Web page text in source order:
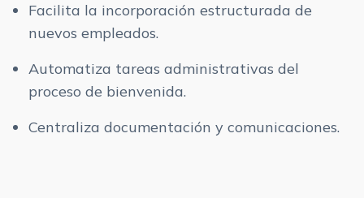
Facilita la incorporación estructurada de
nuevos empleados.
Automatiza tareas administrativas del
proceso de bienvenida.
Centraliza documentación y comunicaciones.